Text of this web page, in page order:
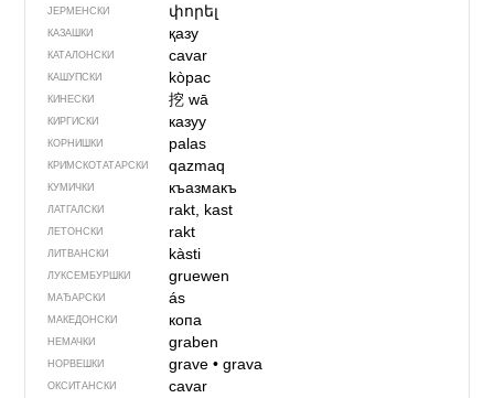
ЈЕРМЕНСКИ փորել
КАЗАШКИ қазу
КАТАЛОНСКИ cavar
КАШУПСКИ kòpac
КИНЕСКИ 挖wā
КИРГИСКИ казуу
КОРНИШКИ palas
КРИМСКОТАТАРСКИ qazmaq
КУМИЧКИ къазмакъ
ЛАТГАЛСКИ rakt, kast
ЛЕТОНСКИ rakt
ЛИТВАНСКИ kàsti
ЛУКСЕМБУРШКИ gruewen
МАЂАРСКИ ás
МАКЕДОНСКИ копа
НЕМАЧКИ graben
НОРВЕШКИ grave• grava
ОКСИТАНСКИ cavar